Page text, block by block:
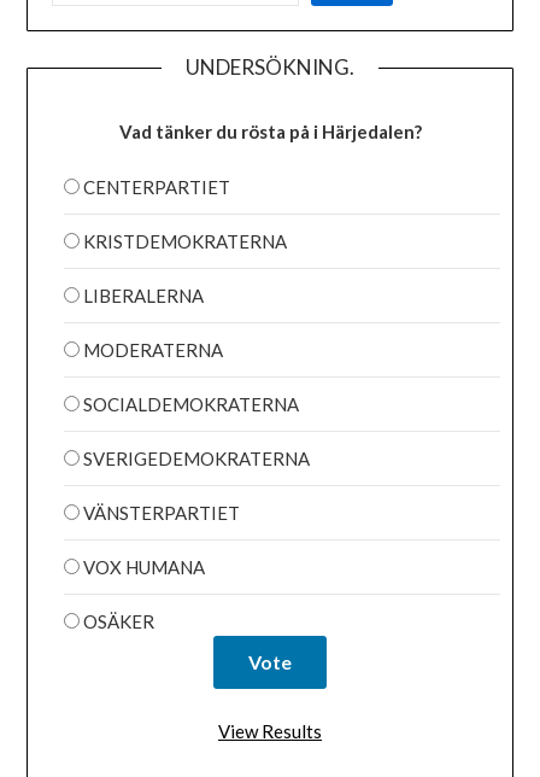
UNDERSÖKNING.
Vad tänker du rösta på i Härjedalen?
CENTERPARTIET
KRISTDEMOKRATERNA
LIBERALERNA
MODERATERNA
SOCIALDEMOKRATERNA
SVERIGEDEMOKRATERNA
VÄNSTERPARTIET
VOX HUMANA
OSÄKER
View Results